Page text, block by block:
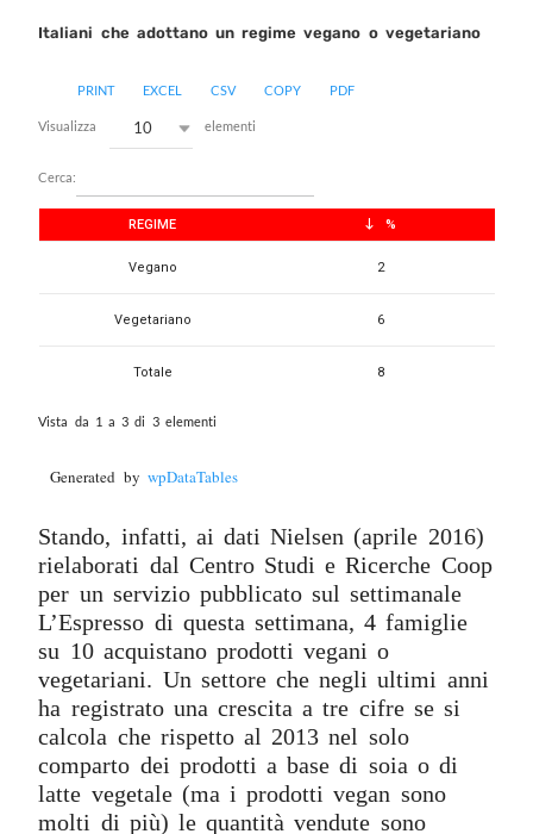
Italiani che adottano un regime vegano o vegetariano
PRINT EXCEL CSV COPY PDF
Visualizza 10 elementi
Cerca:
REGIME %
Vegano 2
Vegetariano 6
Totale 8
Vista da 1 a 3 di 3 elementi
Generated by wpDataTables
Stando, infatti, ai dati Nielsen (aprile 2016)
rielaborati dal Centro Studi e Ricerche Coop
per un servizio pubblicato sul settimanale
L’Espresso di questa settimana, 4 famiglie
su 10 acquistano prodotti vegani o
vegetariani. Un settore che negli ultimi anni
ha registrato una crescita a tre cifre se si
calcola che rispetto al 2013 nel solo
comparto dei prodotti a base di soia o di
latte vegetale (ma i prodotti vegan sono
molti di più) le quantità vendute sono